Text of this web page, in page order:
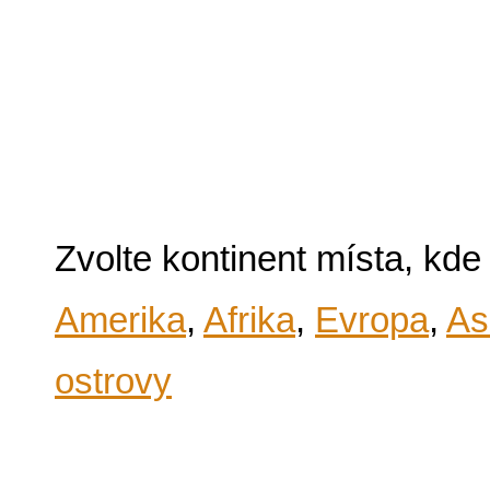
Zvolte kontinent místa,
Amerika, Afrika, Evropa,
ostrovy